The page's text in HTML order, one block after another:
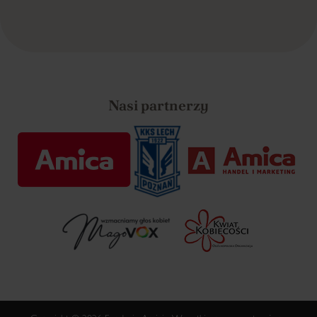
Nasi partnerzy